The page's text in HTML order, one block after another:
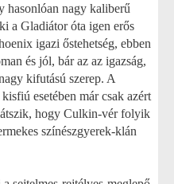
hasonlóan nagy kaliberű
a Gladiátor óta igen erős
igazi őstehetség, ebben
és jól, bár az az igazság,
kifutású szerep. A
esetében már csak azért
hogy Culkin-vér folyik
színészgyerek-klán